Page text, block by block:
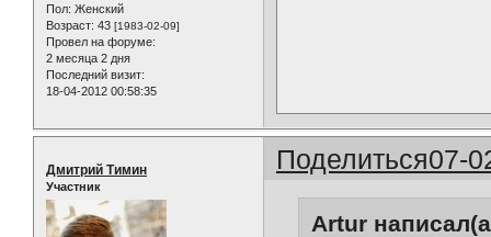
Пол: Женский
Возраст: 43 [1983-02-09]
Провел на форуме:
2 месяца 2 дня
Последний визит:
18-04-2012 00:58:35
Поделиться07-
Дмитрий Тимин
Участник
Artur